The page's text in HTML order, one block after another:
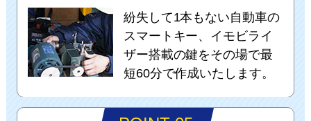
紛失して1本もない自動車の
スマートキー、イモビライ
ザー搭載の鍵をその場で最
短60分で作成いたします。